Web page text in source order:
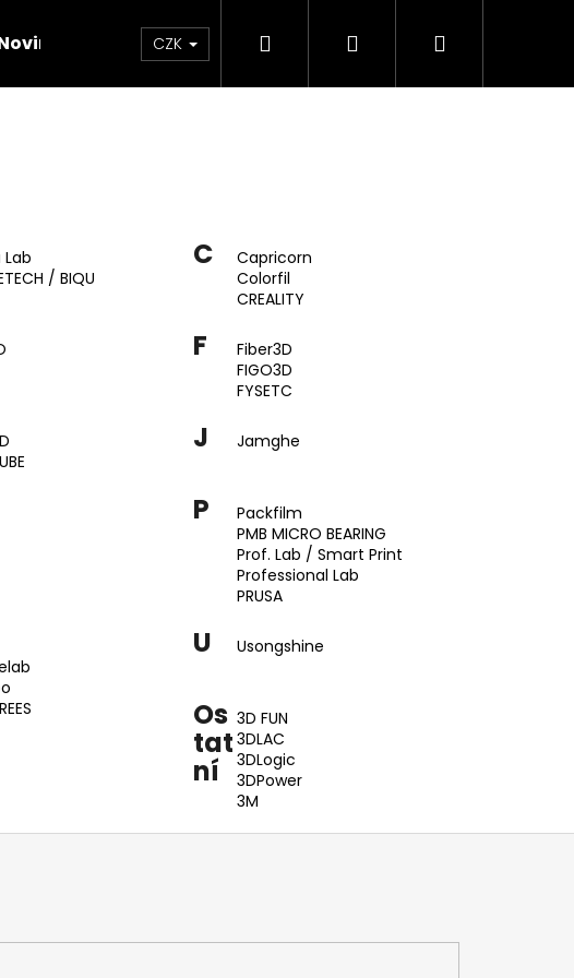
Sleva Dárkové poukazy FAQ
CZK Hledat PřihlášeníNákupní
/ BIQU
C
Capricorn
Colorfil
CREALITY
F
Fiber3D
FIGO3D
FYSETC
J Jamghe
P
Packfilm
PMB MICRO BEARING
Prof. Lab / Smart Print
Professional Lab
PRUSA
U Usongshine
Os
tat
ní
3D FUN
3DLAC
3DLogic
3DPower
3M